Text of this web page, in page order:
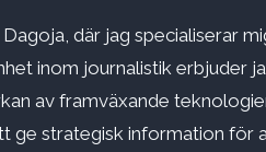
där jag specialiserar
inom journalistik erbjuder
av framväxande
strategisk information för